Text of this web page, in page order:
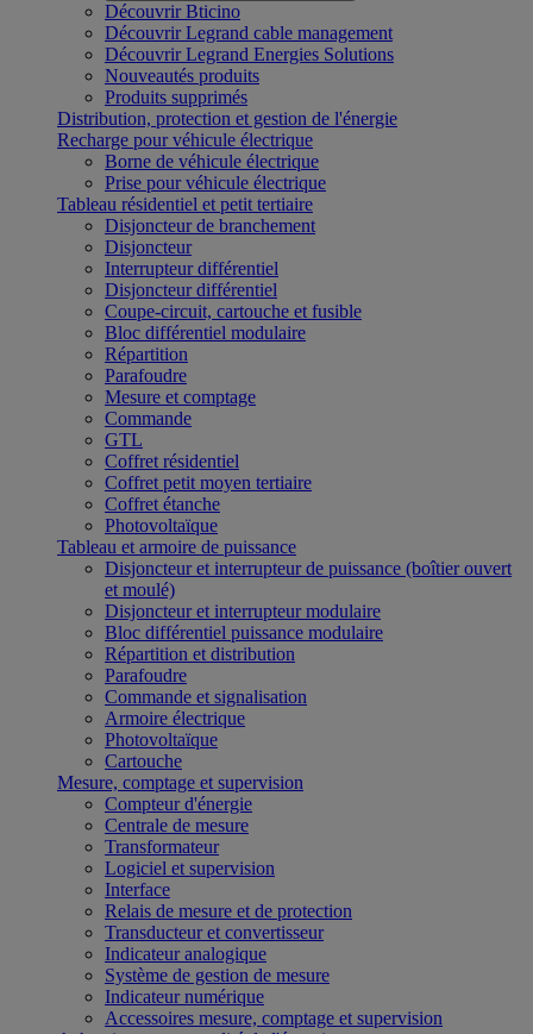
Découvrir Bticino
Découvrir Legrand cable management
Découvrir Legrand Energies Solutions
Nouveautés produits
Produits supprimés
Distribution, protection et gestion de l'énergie
Recharge pour véhicule électrique
Borne de véhicule électrique
Prise pour véhicule électrique
Tableau résidentiel et petit tertiaire
Disjoncteur de branchement
Disjoncteur
Interrupteur différentiel
Disjoncteur différentiel
Coupe-circuit, cartouche et fusible
Bloc différentiel modulaire
Répartition
Parafoudre
Mesure et comptage
Commande
GTL
Coffret résidentiel
Coffret petit moyen tertiaire
Coffret étanche
Photovoltaïque
Tableau et armoire de puissance
Disjoncteur et interrupteur de puissance (boîtier ouvert
et moulé)
Disjoncteur et interrupteur modulaire
Bloc différentiel puissance modulaire
Répartition et distribution
Parafoudre
Commande et signalisation
Armoire électrique
Photovoltaïque
Cartouche
Mesure, comptage et supervision
Compteur d'énergie
Centrale de mesure
Transformateur
Logiciel et supervision
Interface
Relais de mesure et de protection
Transducteur et convertisseur
Indicateur analogique
Système de gestion de mesure
Indicateur numérique
Accessoires mesure, comptage et supervision